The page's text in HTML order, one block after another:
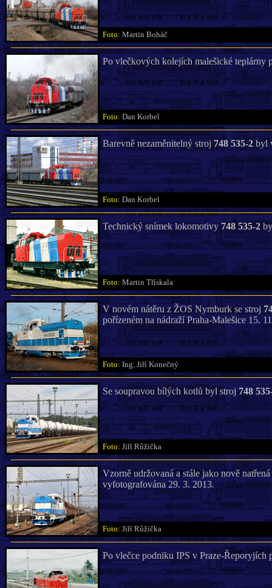
Foto: Martin Boháč
Po vlečkových kolejích malešické teplárny
Foto: Dan Korbel
Barevně nezaměnitelný stroj748 535-2 byl
Foto: Dan Korbel
Technický snímek lokomotivy748 535-2
Foto: Martin Třískala
V novém nátěru z ŽOS Nymburk se stroj
pořízeném na nádraží Praha-Malešice 15.
Foto: Ing. Jiří Konečný
Se soupravou bílých kotlů byl stroj 748
Foto: Jiří Růžička
Vzorně udržovaná a stále jako nově
vyfotografována 29. 3. 2013.
Foto: Jiří Růžička
Po vlečce podniku IPS v Praze-Řeporyjích